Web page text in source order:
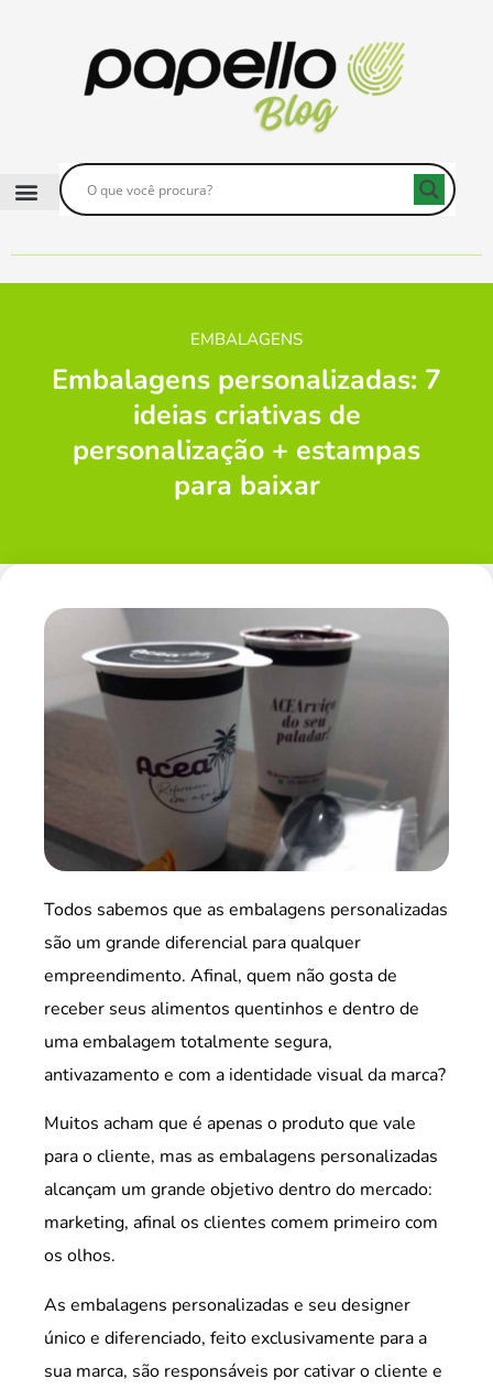
EMBALAGENS
Embalagens personalizadas: 7
ideias criativas de
personalização + estampas
para baixar
Todos sabemos que as embalagens personalizadas
são um grande diferencial para qualquer
empreendimento. Afinal, quem não gosta de
receber seus alimentos quentinhos e dentro de
uma embalagem totalmente segura,
antivazamento e com a identidade visual da marca?
Muitos acham que é apenas o produto que vale
para o cliente, mas as embalagens personalizadas
alcançam um grande objetivo dentro do mercado:
marketing, afinal os clientes comem primeiro com
os olhos.
As embalagens personalizadas e seu designer
único e diferenciado, feito exclusivamente para a
sua marca, são responsáveis por cativar o cliente e